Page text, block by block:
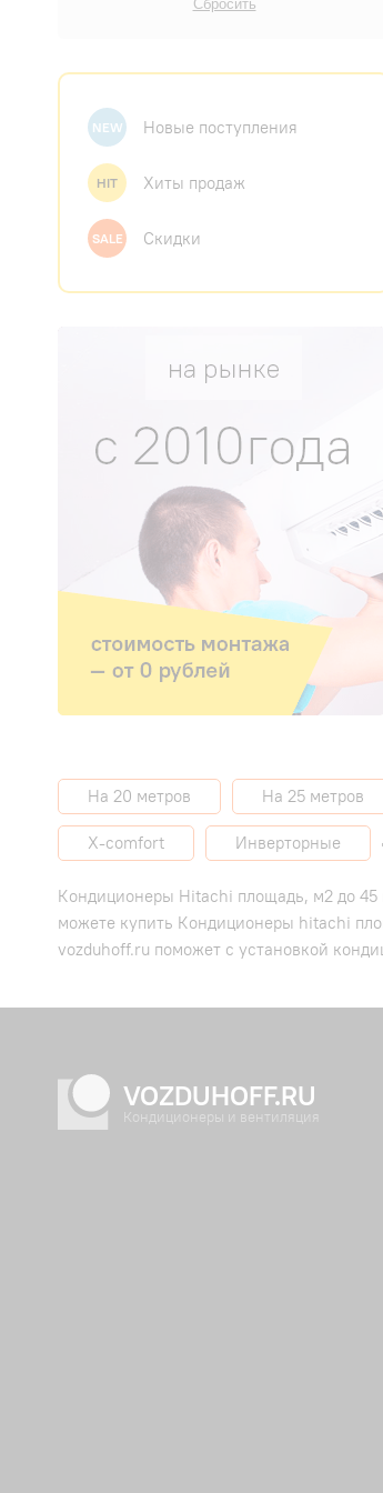
NEW Новые поступления
HIT Хиты продаж
SALE Скидки
На 20 метров На 25 метров
X-comfort Инверторные
Кондиционеры Hitachi площадь, м2 до 45
можете купить Кондиционеры hitachi
vozduhoff.ru поможет с установкой
VOZDUHOFF.RU
Кондиционеры и вентиляция